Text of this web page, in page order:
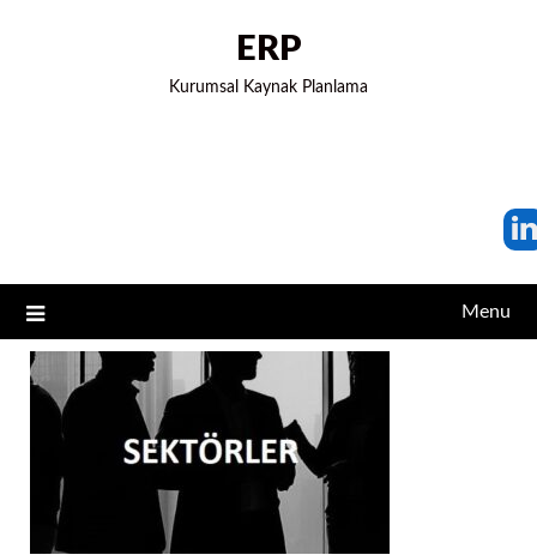
ERP
Kurumsal Kaynak Planlama
Menu